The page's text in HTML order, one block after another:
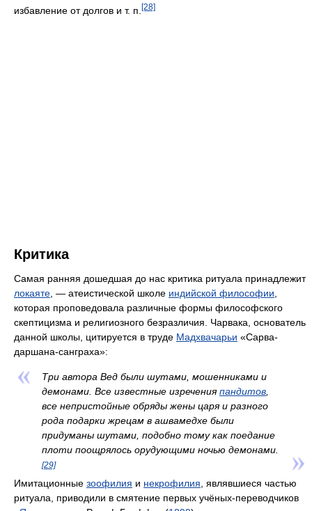
избавление от долгов и т. п. [28]
Критика
Самая ранняя дошедшая до нас критика ритуала принадлежит
локаяте, — атеистической школе индийской философии,
которая проповедовала различные формы философского
скептицизма и религиозного безразличия. Чарвака, основатель
данной школы, цитируется в труде Мадхвачарьи «Сарва-
даршана-санграха»:
Три автора Вед были шутами, мошенниками и
демонами. Все известные изреченияпандитов,
все непристойные обряды жены царя и разного
рода подарки жрецам в ашвамедхе были
придуманы шутами, подобно тому как поедание
плоти поощрялось орудующими ночью демонами.
[29]
Имитационные зоофилия и некрофилия, являвшиеся частью
ритуала, приводили в смятение первых учёных-переводчиков